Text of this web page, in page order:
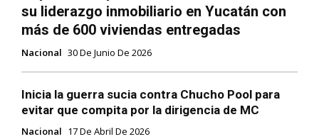
su liderazgo inmobiliario en Yucatán con
más de 600 viviendas entregadas
Nacional 30 De Junio De 2026
Inicia la guerra sucia contra Chucho Pool para
evitar que compita por la dirigencia de MC
Nacional 17 De Abril De 2026